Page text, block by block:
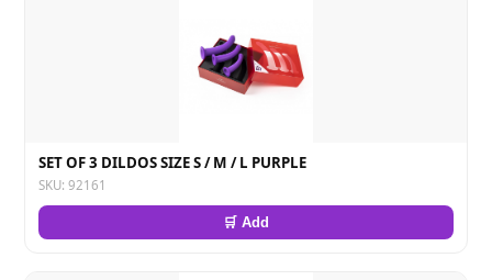
SET OF 3 DILDOS SIZE S / M / L PURPLE
SKU: 92161
🛒 Add